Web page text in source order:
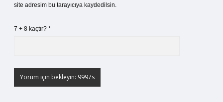
site adresim bu tarayıcıya kaydedilsin.
7 + 8 kaçtır? *